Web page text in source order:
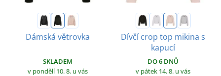
Dámská větrovka
SKLADEM
v pondělí 10. 8. u vás
Dívčí crop top mikina s
kapucí
DO 6 DNŮ
v pátek 14. 8. u vás